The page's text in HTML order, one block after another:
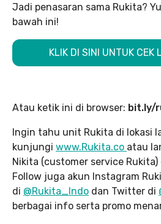
Jadi penasaran sama Rukita?
bawah ini!
KLIK DI SINI UNTUK CEK
Atau ketik ini di browser: bit.ly/
Ingin tahu unit Rukita di lokasi
kunjungi www.Rukita.co atau
Nikita (customer service
Follow juga akun Instagram
di @Rukita_Indo dan Twitter di
berbagai info serta promo